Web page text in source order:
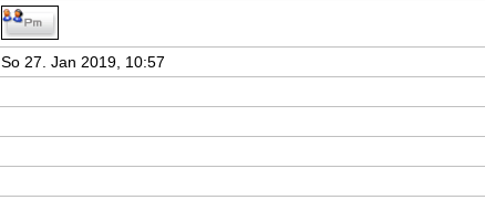
So 27. Jan 2019, 10:57